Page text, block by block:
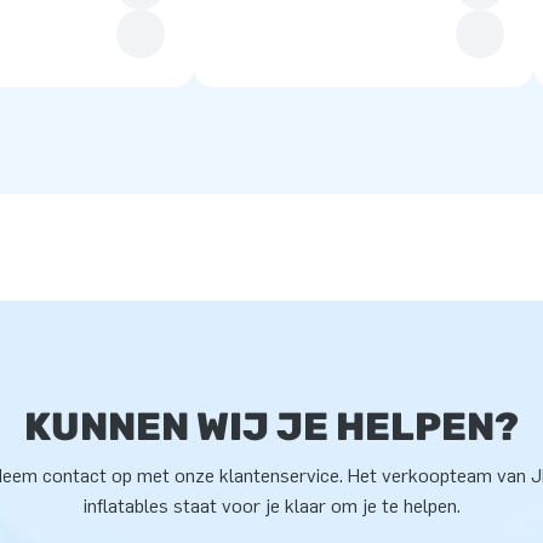
KUNNEN WIJ JE HELPEN?
contact op met onze klantenservice. Het verkoopteam van
inflatables staat voor je klaar om je te helpen.